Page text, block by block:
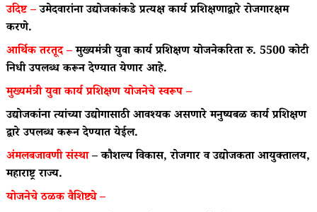
उदिष्ट –उमेदवारांना उद्योजकांकडे प्रत्यक्ष कार्य प्रशिक्षणाद्वारे रोजगारक्षम
करणे.
आर्थिक तरतूद –मुख्यमंत्री युवा कार्य प्रशिक्षण योजनेकरिता रु. 5500 कोटी
निधी उपलब्ध करून देण्यात येणार आहे.
मुख्यमंत्री युवा कार्य प्रशिक्षण योजनेचे स्वरूप –
उद्योजकांना त्यांच्या उद्योगासाठी आवश्यक असणारे मनुष्यबळ कार्य प्रशिक्षण
द्वारे उपलब्ध करून देण्यात येईल.
अंमलबजावणी संस्था– कौशल्य विकास, रोजगार व उद्योजकता आयुक्तालय,
महाराष्ट्र राज्य.
योजनेचे ठळक वैशिष्ट्ये –